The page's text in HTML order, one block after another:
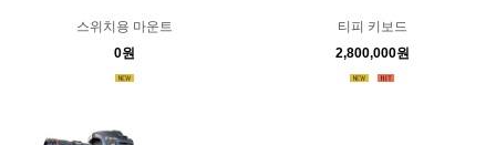
스위치용 마운트
0원
티피 키보드
2,800,000원